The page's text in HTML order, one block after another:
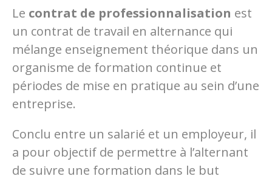
Le contrat de professionnalisation est
un contrat de travail en alternance qui
mélange enseignement théorique dans un
organisme de formation continue et
périodes de mise en pratique au sein d’une
entreprise.
Conclu entre un salarié et un employeur, il
a pour objectif de permettre à l’alternant
de suivre une formation dans le but